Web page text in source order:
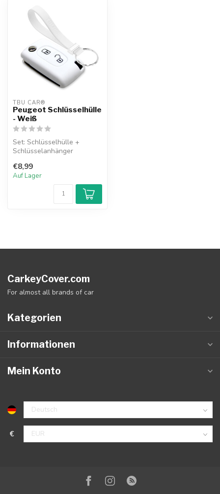
TBU CAR®
Peugeot Schlüsselhülle
- Weiß
Set: Schlüsselhülle +
Schlüsselanhänger
€8,99
Auf Lager
CarkeyCover.com
For almost all brands of car
Kategorien
Informationen
Mein Konto
€